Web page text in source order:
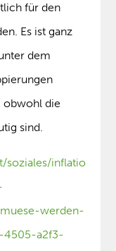
für den
Es ist ganz
dem
obwohl die
sind.
soziales/inflatio
werden-
4505-a2f3-